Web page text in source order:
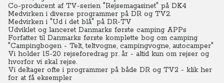
Co-producent af TV-serien "Rejsemagasinet" på DK4
Medvirken i diverse programmer på DR og TV2.
Medvirken i "Ud i det blå" på DR-TV
Udviklet og lanceret Danmarks første camping APPs
Forfatter til Danmarks første komplette bog om camping
"Campingbogen - Telt, teltvogne, campingvogne, autocamper"
Vi holder 15-20 rejseforedrag pr. år - altid kun om rejser og
hvorfor vi skal rejse.
Vi deltager ofte i programmer på både DR og TV2 - klik her
for at få eksempler